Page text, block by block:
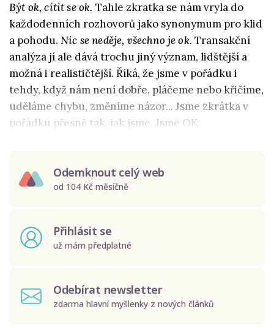
Být ok, cítit se ok. Tahle zkratka se nám vryla do
každodenních rozhovorů jako synonymum pro klid
a pohodu. Nic se neděje, všechno je ok. Transakční
analýza jí ale dává trochu jiný význam, lidštější a
možná i realističtější. Říká, že jsme v pořádku i
tehdy, když nám není dobře, pláčeme nebo křičíme,
uděláme chybu, změníme názor... Jsme zkrátka v
pořádku přesně tak, jak jsme. Jsme OK.
Odemknout celý web
od 104 Kč měsíčně
Přihlásit se
už mám předplatné
Odebírat newsletter
zdarma hlavní myšlenky z nových článků